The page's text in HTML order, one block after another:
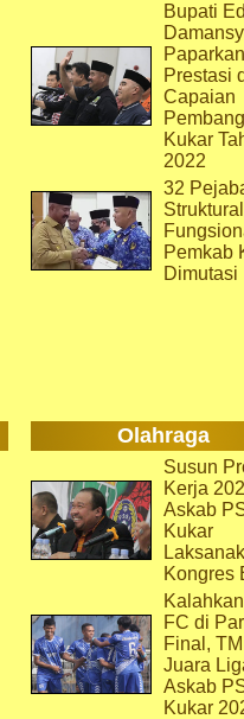
Bupati
Paparkan
Prestasi
Capaian
Kukar
2022
32
Pemkab
Dimutasi
Olahraga
Susun
Kerja
Askab
Kukar
Kongres
FC di
Final,
Juara
Askab
Kukar